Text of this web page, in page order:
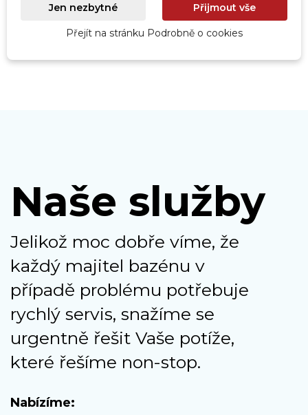
Naše služby
Jelikož moc dobře víme, že
každý majitel bazénu v
případě problému potřebuje
rychlý servis, snažíme se
urgentně řešit Vaše potíže,
které řešíme non-stop.
Nabízíme:
Jen nezbytné Přijmout vše
Přejít na stránku Podrobně o cookies